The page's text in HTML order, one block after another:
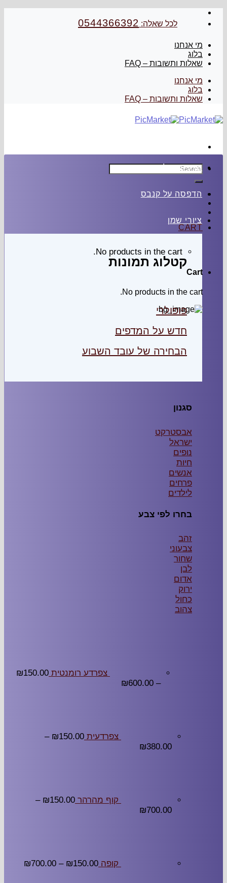
Skip
לכל שאלה: 0544366392
מי אנחנו
בלוג
שאלות ותשובות – FAQ
מי אנחנו
בלוג
שאלות ותשובות – FAQ
Search
for:
CART
No products in the cart.
Cart
No products in the cart.
הדפסה על זכוכית
הדפסה על קנבס
ציורי שמן
קטלוג תמונות
פופולרי
חדש על המדפים
הבחירה של עובד השבוע
סגנון
אבסטרקט
ישראל
נופים
חיות
אנשים
פרחים
לילדים
בחרו לפי צבע
זהב
צבעוני
שחור
לבן
אדום
ירוק
כחול
צהוב
צפרדע רומנטית ₪150.00
–
₪600.00
צפרדעית ₪150.00
–
₪380.00
קוף מהרהר ₪150.00
–
₪700.00
קופה ₪150.00
–
₪700.00